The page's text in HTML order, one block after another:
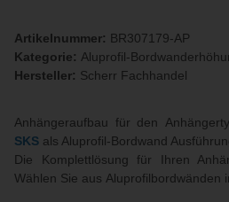
Artikelnummer: BR307179-AP
Kategorie: Aluprofil-
Hersteller: Scherr Fachhandel
Anhängeraufbau für den
SKS als Aluprofil-Bordwand
Die Komplettlösung für Ihren
Wählen Sie aus Aluprofilbordwänden